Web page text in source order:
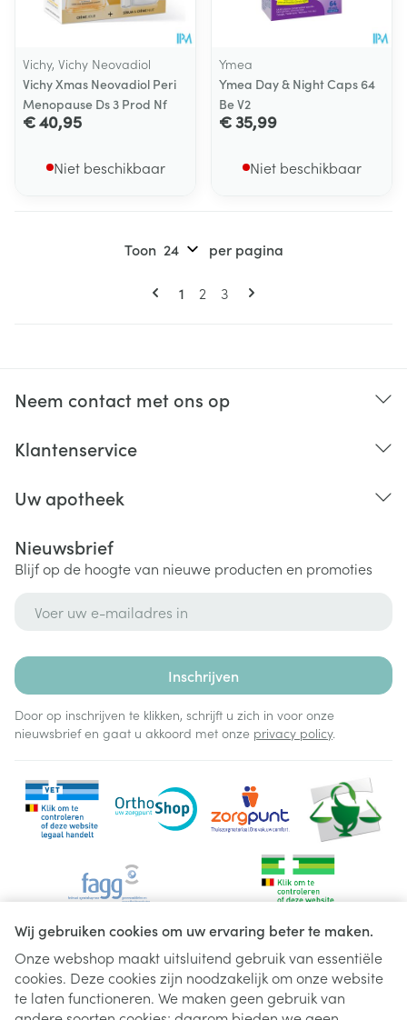
Wij gebruiken cookies om uw ervaring beter te maken.
Onze webshop maakt uitsluitend gebruik van essentiële
cookies. Deze cookies zijn noodzakelijk om onze website
te laten functioneren. We maken geen gebruik van
Vichy, Vichy Neovadiol
Vichy Xmas Neovadiol Peri
Menopause Ds 3 Prod Nf
€ 40,95
Niet beschikbaar
Ymea
Ymea Day & Night Caps 64
Be V2
€ 35,99
Niet beschikbaar
Pagina's
U lees momenteel pagina
1 Pagina
2 Pagina
3
Toon per pagina
Neem contact met ons op
Klantenservice
Uw apotheek
Nieuwsbrief
Blijf op de hoogte van nieuwe producten en promoties
Inschrijven
Door op inschrijven te klikken, schrijft u zich in voor onze
nieuwsbrief en gaat u akkoord met onze privacy policy.
Juridische links